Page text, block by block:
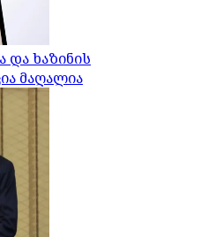
და ხაზინის
მაღალია